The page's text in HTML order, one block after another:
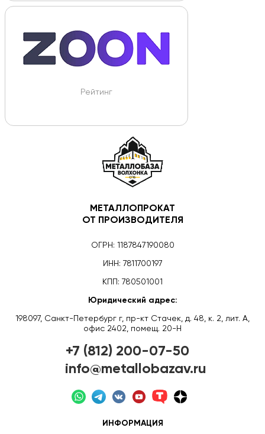
Рейтинг
МЕТАЛЛОПРОКАТ
ОТ ПРОИЗВОДИТЕЛЯ
ОГРН: 1187847190080
ИНН: 7811700197
КПП: 780501001
Юридический адрес:
198097, Санкт-Петербург г, пр-кт Стачек, д. 48, к. 2, лит. А,
офис 2402, помещ. 20-Н
+7 (812) 200-07-50
info@metallobazav.ru
ИНФОРМАЦИЯ